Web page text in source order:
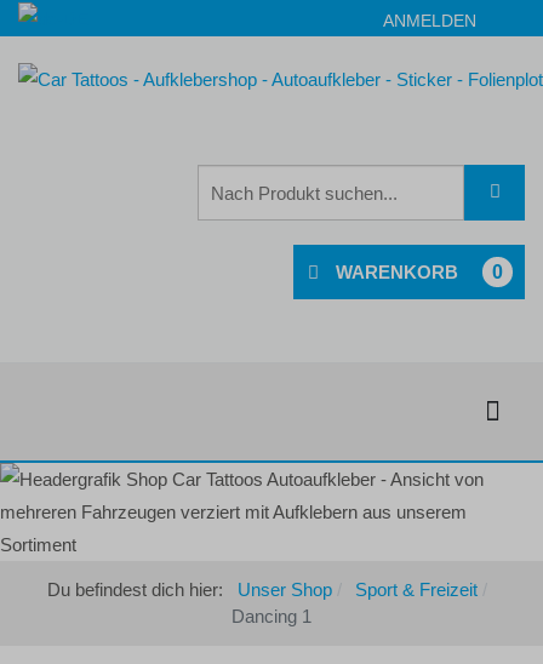
ANMELDEN
0
Du befindest dich hier: Unser Shop
Sport & Freizeit
Dancing 1